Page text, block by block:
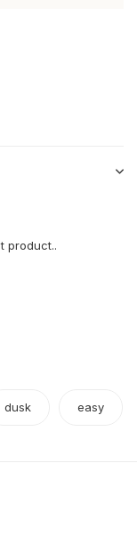
product..
dusk easy